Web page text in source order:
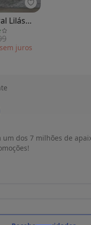
Hedrons -
Lilás
sem juros
um dos 7 milhões de